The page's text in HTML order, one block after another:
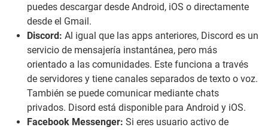
puedes descargar desde Android, iOS o directamente
desde el Gmail.
Discord: Al igual que las apps anteriores, Discord es un
servicio de mensajería instantánea, pero más
orientado a las comunidades. Este funciona a través
de servidores y tiene canales separados de texto o voz.
También se puede comunicar mediante chats
privados. Disord está disponible para Android y iOS.
Facebook Messenger: Si eres usuario activo de